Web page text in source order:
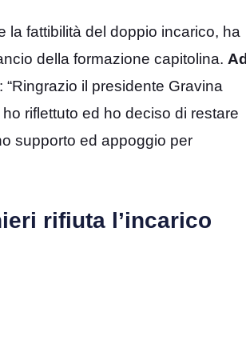
la fattibilità del doppio incarico, ha
della formazione capitolina. Ad
“Ringrazio il presidente Gravina
riflettuto ed ho deciso di restare
supporto ed appoggio per
rifiuta l’incarico